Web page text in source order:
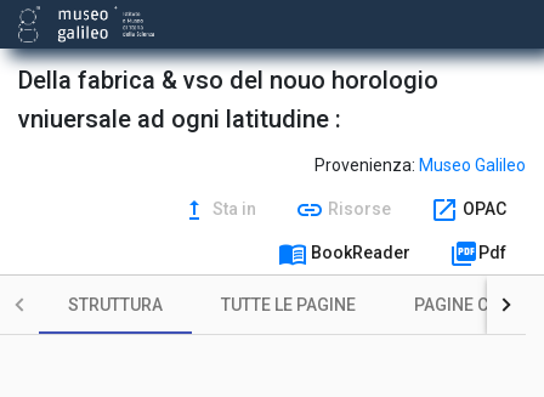
Della fabrica & vso del nouo horologio
vniuersale ad ogni latitudine :
Provenienza: Museo Galileo
upgrade Sta in link Risorse open_in_new OPAC
menu_book BookReader picture_as_pdf Pdf
STRUTTURA TUTTE LE PAGINE PAGINE CON